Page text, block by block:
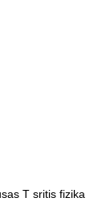
T sritis fizika